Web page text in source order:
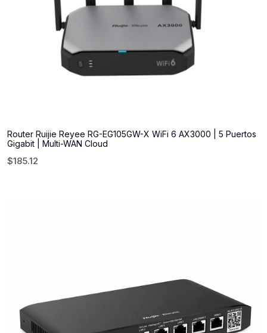
Router Ruijie Reyee RG-EG105GW-X WiFi 6 AX3000 | 5 Puertos
Gigabit | Multi-WAN Cloud
$185.12